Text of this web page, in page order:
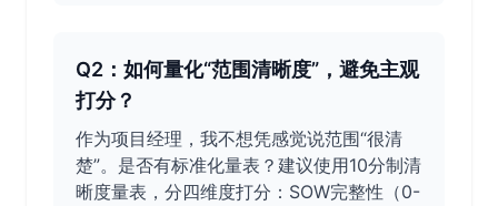
Q2：如何量化“范围清晰度”，避免主观
打分？
作为项目经理，我不想凭感觉说范围“很清
楚”。是否有标准化量表？建议使用10分制清
晰度量表，分四维度打分：SOW完整性（0-